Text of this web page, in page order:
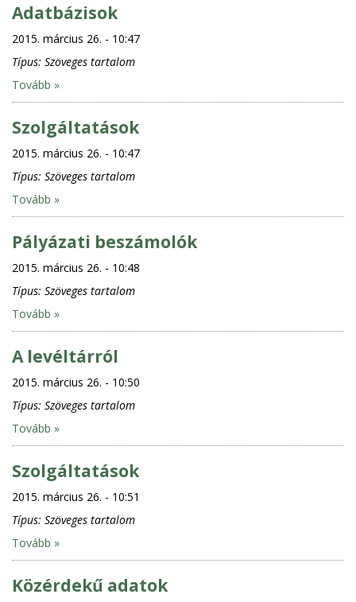
Adatbázisok
2015. március 26. - 10:47
Típus: Szöveges tartalom
Tovább »
Szolgáltatások
2015. március 26. - 10:47
Típus: Szöveges tartalom
Tovább »
Pályázati beszámolók
2015. március 26. - 10:48
Típus: Szöveges tartalom
Tovább »
A levéltárról
2015. március 26. - 10:50
Típus: Szöveges tartalom
Tovább »
Szolgáltatások
2015. március 26. - 10:51
Típus: Szöveges tartalom
Tovább »
Közérdekű adatok